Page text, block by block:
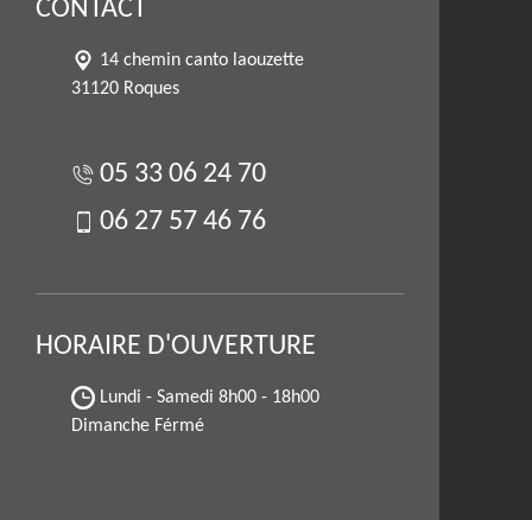
CONTACT
14 chemin canto laouzette
31120 Roques
05 33 06 24 70
06 27 57 46 76
HORAIRE D'OUVERTURE
Lundi - Samedi 8h00 - 18h00
Dimanche Férmé